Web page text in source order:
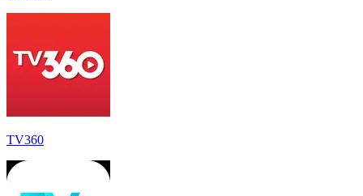
TV360